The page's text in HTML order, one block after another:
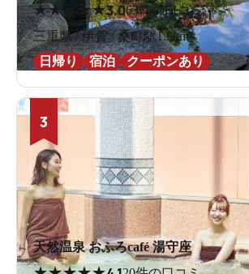
★★★ ★★3.063件の口コミ
三重県 / 伊賀 / 桑町駅1.9km
日帰り
宿泊 クーポンあり
3
天然温泉 おふろcafé 湯守座